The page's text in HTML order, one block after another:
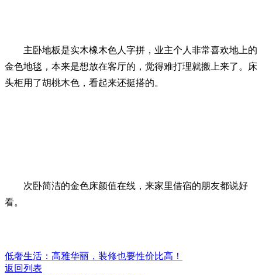
主卧地板是实木橡木色人字拼，业主个人非常喜欢地上的
金色地毯，本来是想放在客厅的，觉得难打理就搬上来了。床
头柜用了胡桃木色，看起来还挺搭的。
次卧简洁的金色床颜值在线，来家里借宿的朋友都说好
看。
低奢生活：高雅华丽，装修也要性价比高！
返回列表